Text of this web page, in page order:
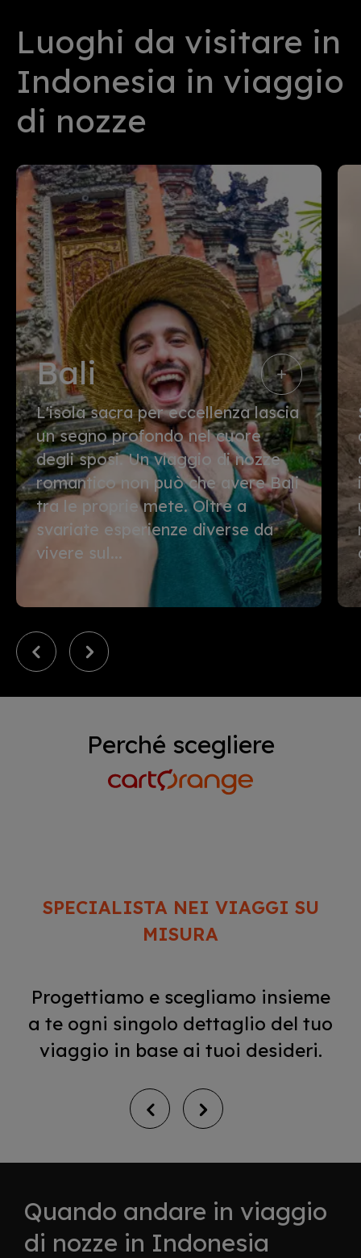
Luoghi da visitare in
Indonesia in viaggio
di nozze
Bali
L'isola sacra per eccellenza lascia
un segno profondo nel cuore
degli sposi. Un viaggio di nozze
romantico non può che avere Bali
tra le proprie mete. Oltre a
svariate esperienze diverse da
vivere sul...
Perché scegliere
SPECIALISTA NEI VIAGGI SU
MISURA
Progettiamo e scegliamo insieme
a te ogni singolo dettaglio del tuo
viaggio in base ai tuoi desideri.
Quando andare in viaggio
di nozze in Indonesia